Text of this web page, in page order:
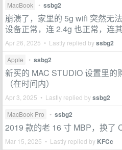
MacBook • ssbg2
崩溃了，家里的 5g wifi 突然无
设备正常，连 2.4g 也正常，连
Apr 26, 2025 • Lastly replied byssbg2
Apple • ssbg2
新买的 MAC STUDIO 设置里的
（在时间内）
Apr 3, 2025 • Lastly replied byssbg2
MacBook Pro • ssbg2
2019 款的老 16 寸 MBP，换了
Mar 15, 2025 • Lastly replied by KFCc